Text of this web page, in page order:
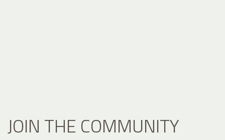
JOIN THE COMMUNITY